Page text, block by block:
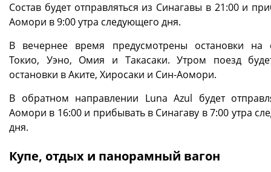
Состав будет отправляться из Синагавы в 21:00 и
Аомори в 9:00 утра следующего дня.
В вечернее время предусмотрены остановки на
Токио, Уэно, Омия и Такасаки. Утром поезд
остановки в Аките, Хиросаки и Син-Аомори.
В обратном направлении Luna Azul будет
Аомори в 16:00 и прибывать в Синагаву в 7:00 утра
дня.
Купе, отдых и панорамный вагон